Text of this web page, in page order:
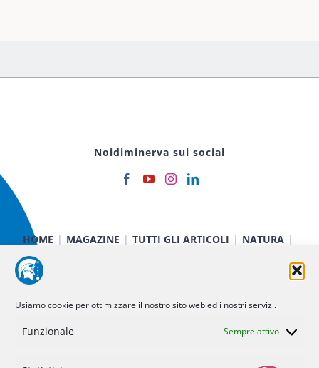
Usiamo cookie per ottimizzare il nostro sito web ed i nostri servizi.
Funzionale Sempre attivo
Noidiminerva sui social
HOME MAGAZINE TUTTI GLI ARTICOLI
NATURA
CIBO E SALUTE
NOI DI MINERVA
STATUTO SOSTIENICI CONTATTI